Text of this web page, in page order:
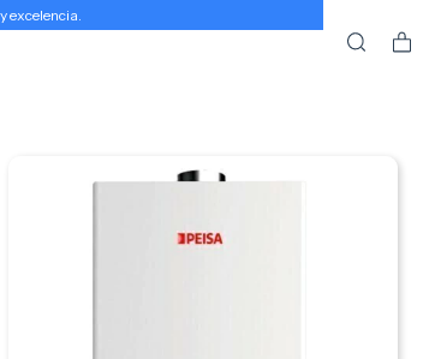
excelencia.